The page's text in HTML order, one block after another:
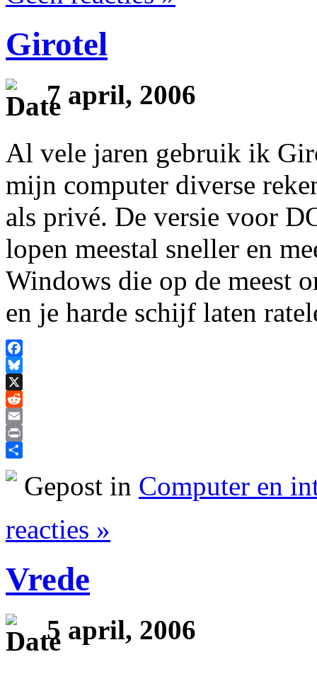
Girotel
7 april, 2006
Al vele jaren gebruik ik
mijn computer diverse
als privé. De versie voor
lopen meestal sneller en
Windows die op de meest
en je harde schijf laten
Facebook
Bluesky
X
Reddit
Email
Print
Gepost in Computer en
reacties »
Vrede
5 april, 2006